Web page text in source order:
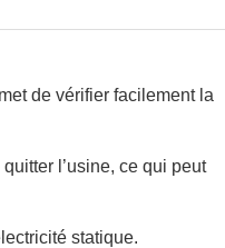
de vérifier facilement la
l’usine, ce qui peut
statique.